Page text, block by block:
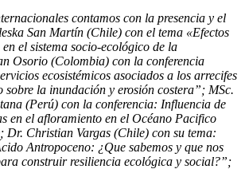
contamos con la presencia y el
San Martín (Chile) con el tema «Efectos
el sistema socio-ecológico de la
Osorio (Colombia) con la conferencia
ecosistémicos asociados a los arrecifes
sobre la inundación y erosión costera”; MSc.
(Perú) con la conferencia: Influencia de
en el afloramiento en el Océano Pacifico
Dr. Christian Vargas (Chile) con su tema:
Antropoceno: ¿Que sabemos y que nos
construir resiliencia ecológica y social?”;